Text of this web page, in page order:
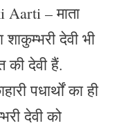
– माता
देवी भी
की देवी हैं.
पधार्थों का ही
देवी को